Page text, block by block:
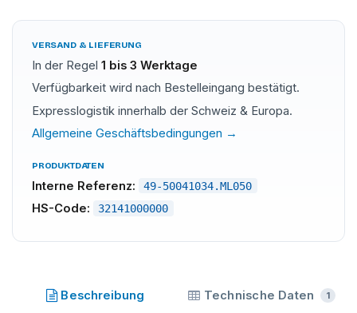
VERSAND & LIEFERUNG
In der Regel 1 bis 3 Werktage
Verfügbarkeit wird nach Bestelleingang bestätigt.
Expresslogistik innerhalb der Schweiz & Europa.
Allgemeine Geschäftsbedingungen →
PRODUKTDATEN
Interne Referenz: 49-50041034.ML050
HS-Code: 32141000000
Beschreibung Technische Daten 1